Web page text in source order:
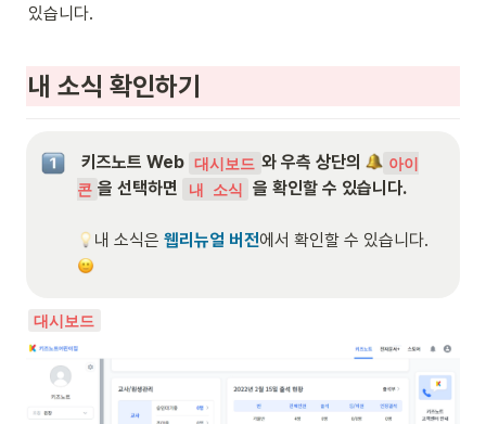
있습니다.
내 소식 확인하기
키즈노트 Web 대시보드 와 우측 상단의
아이
콘 을 선택하면 내 소식 을 확인할 수 있습니다.
내 소식은 웹리뉴얼 버전에서 확인할 수 있습니다.
대시보드